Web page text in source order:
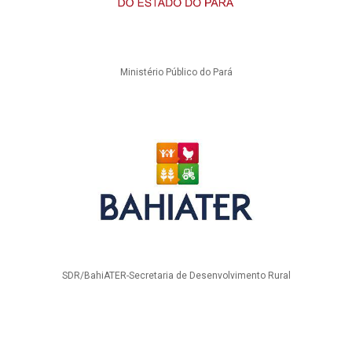
Ministério Público do Pará
SDR/BahiATER-Secretaria de Desenvolvimento Rural